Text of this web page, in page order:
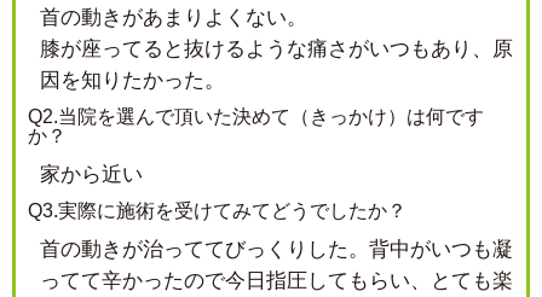
首の動きがあまりよくない。
膝が座ってると抜けるような痛さがいつもあり、原
因を知りたかった。
Q2.当院を選んで頂いた決めて（きっかけ）は何です
か？
家から近い
Q3.実際に施術を受けてみてどうでしたか？
首の動きが治っててびっくりした。背中がいつも凝
ってて辛かったので今日指圧してもらい、とても楽